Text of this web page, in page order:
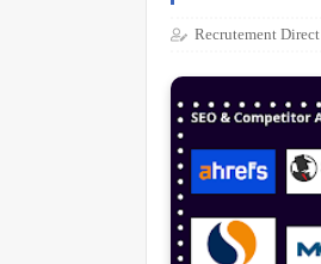
Recrutement Direct